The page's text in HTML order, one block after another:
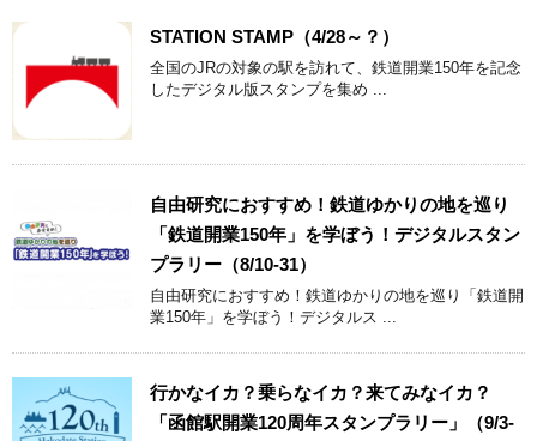
STATION STAMP（4/28～？）
全国のJRの対象の駅を訪れて、鉄道開業150年を記念
したデジタル版スタンプを集め ...
自由研究におすすめ！鉄道ゆかりの地を巡り
「鉄道開業150年」を学ぼう！デジタルスタン
プラリー（8/10-31）
自由研究におすすめ！鉄道ゆかりの地を巡り「鉄道開
業150年」を学ぼう！デジタルス ...
行かなイカ？乗らなイカ？来てみなイカ？
「函館駅開業120周年スタンプラリー」（9/3-